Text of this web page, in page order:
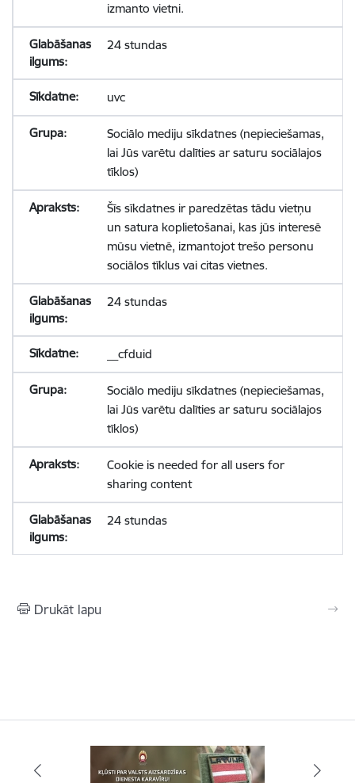
izmanto vietni.
24 stundas
uvc
Sociālo mediju sīkdatnes (nepieciešamas,
lai Jūs varētu dalīties ar saturu sociālajos
tīklos)
Šīs sīkdatnes ir paredzētas tādu vietņu
un satura koplietošanai, kas jūs interesē
mūsu vietnē, izmantojot trešo personu
sociālos tīklus vai citas vietnes.
24 stundas
__cfduid
Sociālo mediju sīkdatnes (nepieciešamas,
lai Jūs varētu dalīties ar saturu sociālajos
tīklos)
Cookie is needed for all users for
sharing content
24 stundas
Drukāt lapu